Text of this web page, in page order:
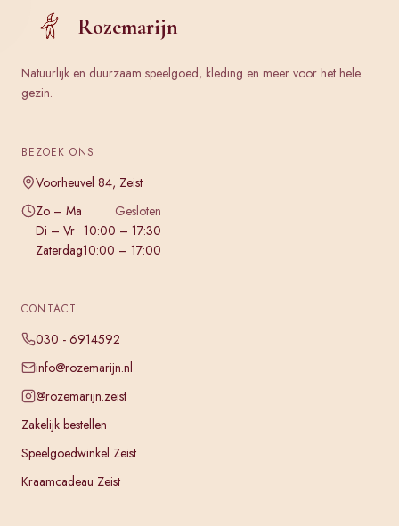
Rozemarijn
Natuurlijk en duurzaam speelgoed, kleding en meer voor het hele
gezin.
BEZOEK ONS
Voorheuvel 84, Zeist
Zo – Ma
Gesloten
Di – Vr 10:00 – 17:30
Zaterdag10:00 – 17:00
CONTACT
030 - 6914592
info@rozemarijn.nl
@rozemarijn.zeist
Zakelijk bestellen
Speelgoedwinkel Zeist
Kraamcadeau Zeist